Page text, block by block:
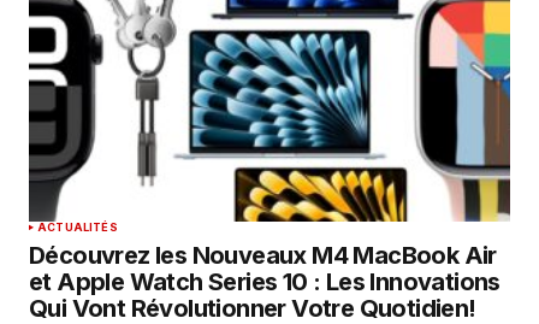
ACTUALITÉS
Découvrez les Nouveaux M4 MacBook Air
et Apple Watch Series 10 : Les Innovations
Qui Vont Révolutionner Votre Quotidien!